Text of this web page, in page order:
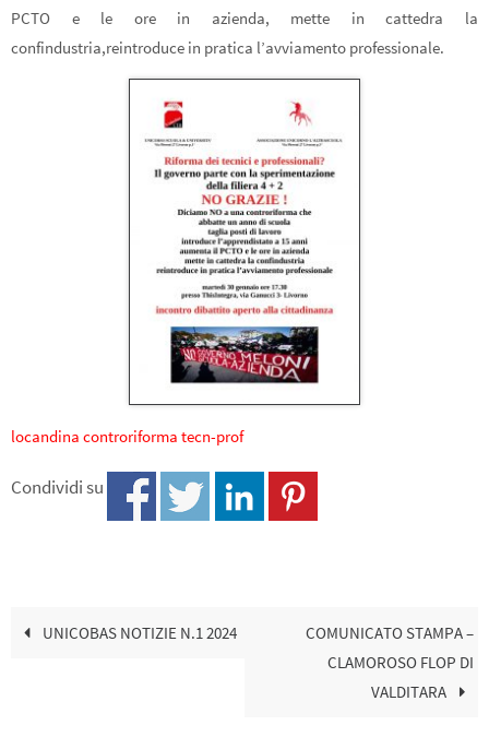
PCTO e le ore in azienda, mette in cattedra la
confindustria,reintroduce in pratica l’avviamento professionale.
locandina controriforma tecn-prof
Condividi su
UNICOBAS NOTIZIE N.1 2024
COMUNICATO STAMPA –
CLAMOROSO FLOP DI
VALDITARA